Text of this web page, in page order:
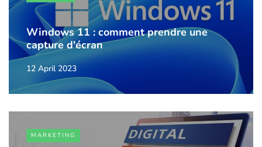
Windows 11 : comment prendre une
capture d'écran
12 April 2023
MARKETING